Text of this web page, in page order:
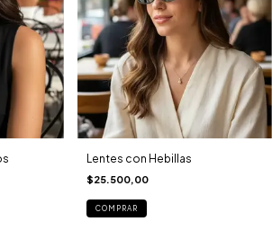
Lentes con Hebillas
$25.500,00